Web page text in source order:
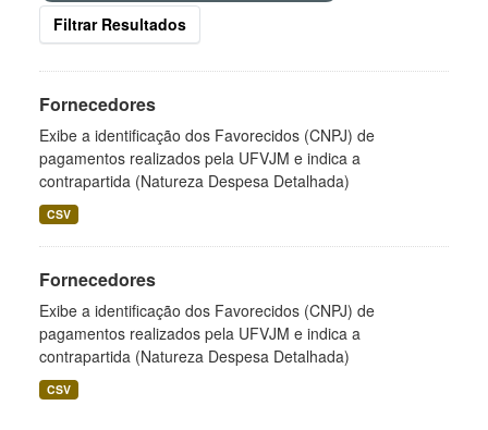
Filtrar Resultados
Fornecedores
Exibe a identificação dos Favorecidos (CNPJ) de
pagamentos realizados pela UFVJM e indica a
contrapartida (Natureza Despesa Detalhada)
CSV
Fornecedores
Exibe a identificação dos Favorecidos (CNPJ) de
pagamentos realizados pela UFVJM e indica a
contrapartida (Natureza Despesa Detalhada)
CSV